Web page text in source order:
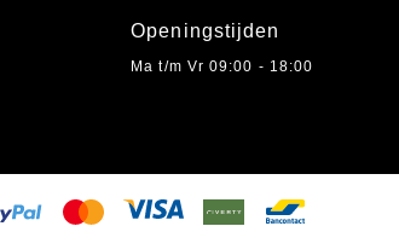
Openingstijden
Ma t/m Vr 09:00 - 18:00